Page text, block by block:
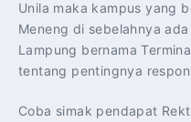
Unila maka kampus yang
Meneng di sebelahnya
Lampung bernama
tentang pentingnya
Coba simak pendapat